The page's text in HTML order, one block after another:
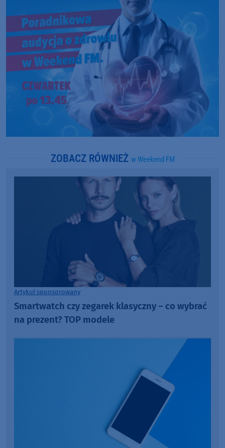
ZOBACZ RÓWNIEŻ w Weekend FM
Artykuł sponsorowany
Smartwatch czy zegarek klasyczny – co wybrać
na prezent? TOP modele